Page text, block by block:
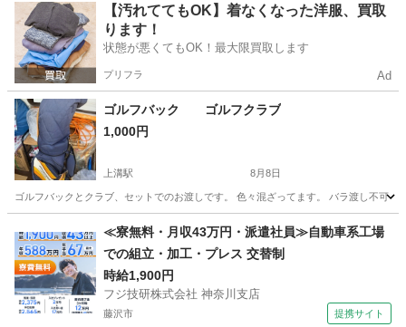
神奈川 海老名市 海老名駅 ゴルフ マット
【汚れててもOK】着なくなった洋服、買取
ります！
状態が悪くてもOK！最大限買取します
プリフラ Ad
ゴルフバック ゴルフクラブ
1,000円
上溝駅 8月8日
ゴルフバックとクラブ、セットでのお渡しです。 色々混ざってます。 バラ渡し不可
上溝駅 ゴルフ
≪寮無料・月収43万円・派遣社員≫自動車系工場
での組立・加工・プレス 交替制
時給1,900円
フジ技研株式会社 神奈川支店
藤沢市 提携サイト